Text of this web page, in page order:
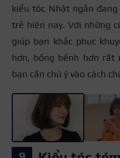
kiểu tóc Nhật ngắn
trẻ hiện nay. Với những
giúp bạn khắc phục
hơn, bồng bềnh hơn rất
bạn cần chú ý vào cách